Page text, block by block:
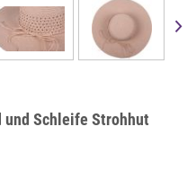
und Schleife Strohhut